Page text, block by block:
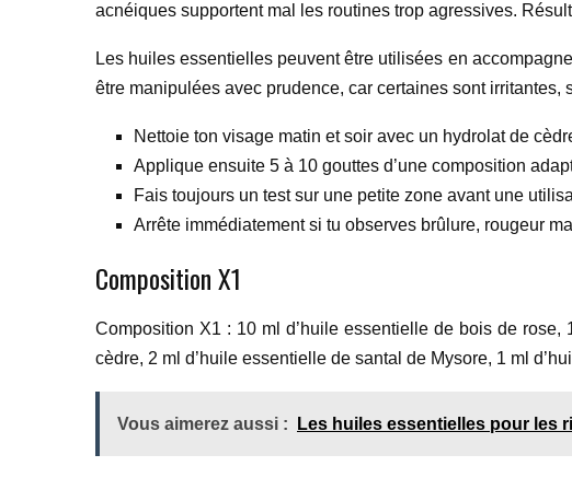
acnéiques supportent mal les routines trop agressives.
Les huiles essentielles peuvent être utilisées en
être manipulées avec prudence, car certaines sont
Nettoie ton visage matin et soir avec un hydrolat de
Applique ensuite 5 à 10 gouttes d’une composition
Fais toujours un test sur une petite zone avant une
Arrête immédiatement si tu observes brûlure, rougeur
Composition X1
Composition X1 : 10 ml d’huile essentielle de bois de
cèdre, 2 ml d’huile essentielle de santal de Mysore, 1 ml
Vous aimerez aussi : Les huiles essentielles pour les